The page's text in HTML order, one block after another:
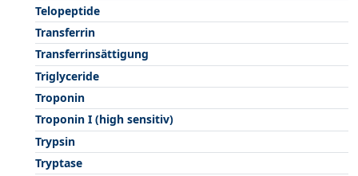
Telopeptide
Transferrin
Transferrinsättigung
Triglyceride
Troponin
Troponin I (high sensitiv)
Trypsin
Tryptase